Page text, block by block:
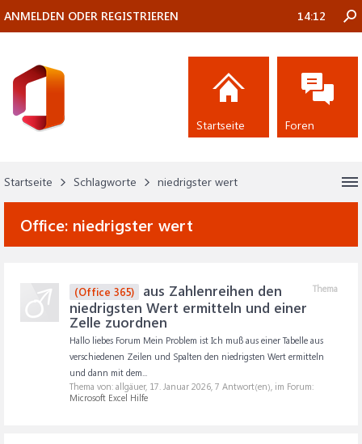
Startseite Schlagworte niedrigster wert
Office: niedrigster wert
Thema
(Office 365)
aus Zahlenreihen den
niedrigsten Wert ermitteln und einer
Zelle zuordnen
Hallo liebes Forum Mein Problem ist Ich muß aus einer Tabelle aus
verschiedenen Zeilen und Spalten den niedrigsten Wert ermitteln
und dann mit dem...
Thema von: allgäuer, 17. Januar 2026, 7 Antwort(en), im Forum:
Microsoft Excel Hilfe
ANMELDEN ODER REGISTRIEREN 14:12
Startseite Foren